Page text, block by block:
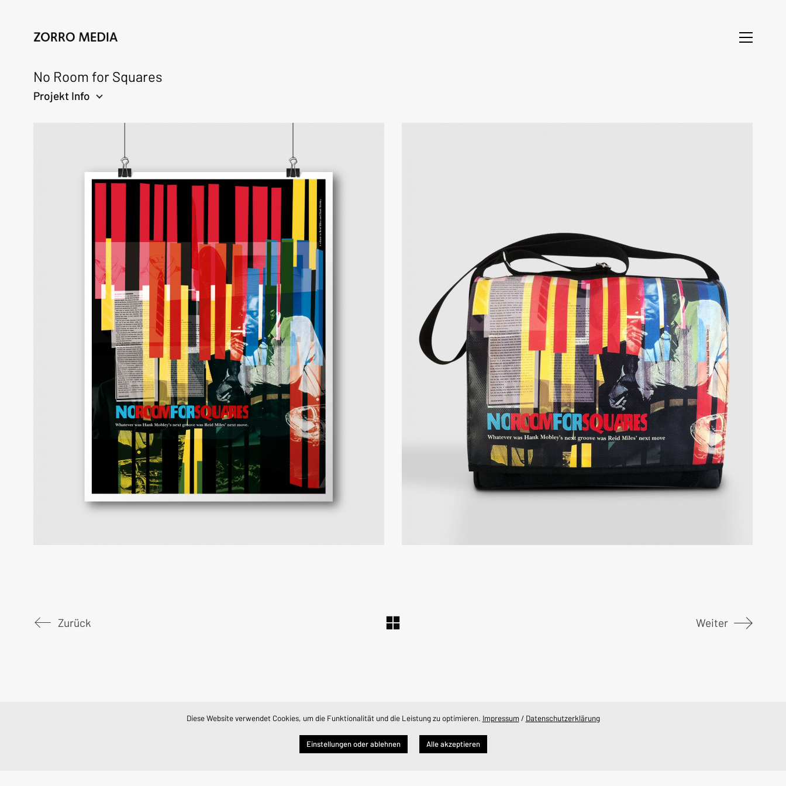
No Room for Squares
Projekt Info
Zurück Weiter
Impressum/ Datenschutzerklärung
© Copyright Zorro Media 2026. Alle Rechte vorbehalten.
Diese Website verwendet Cookies, um die Funktionalität und die Leistung zu optimieren. Impressum / Datenschutzerklärung
Einstellungen oder ablehnen Alle akzeptieren